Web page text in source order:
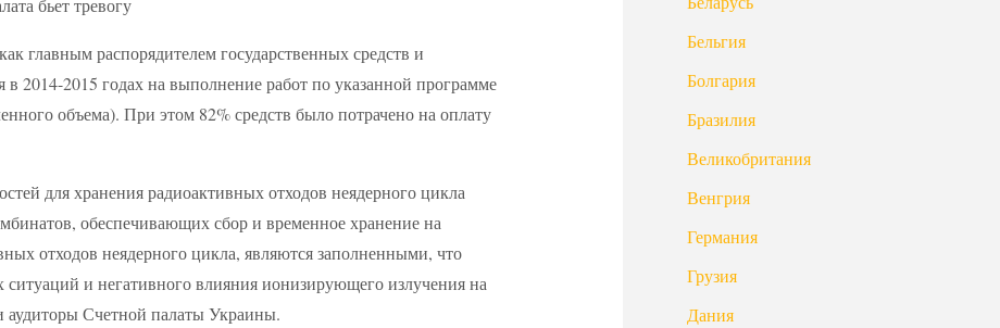
распорядителем государственных средств и
2014-2015 годах на выполнение работ по указанной программе
объема). При этом 82% средств было потрачено на оплату
для хранения радиоактивных отходов неядерного цикла
обеспечивающих сбор и временное хранение на
отходов неядерного цикла, являются заполненными, что
и негативного влияния ионизирующего излучения на
Счетной палаты Украины.
Бельгия
Болгария
Бразилия
Великобритания
Венгрия
Германия
Грузия
Дания